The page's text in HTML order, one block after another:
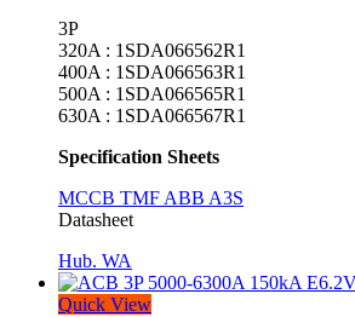
3P
320A : 1SDA066562R1
400A : 1SDA066563R1
500A : 1SDA066565R1
630A : 1SDA066567R1
Specification Sheets
MCCB TMF ABB A3S
Datasheet
Hub. WA
Quick View